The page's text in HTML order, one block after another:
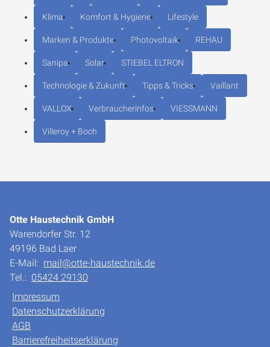
Klima Komfort & Hygiene Lifestyle
Marken & Produkte Photovoltaik REHAU
Sanipa Solar STIEBEL ELTRON
Technologie & Zukunft Tipps & Tricks Vaillant
VALLOX Verbraucherinfos VIESSMANN
Villeroy + Boch
Otte Haustechnik GmbH
Warendorfer Str. 12
49196 Bad Laer
E-Mail: mail@otte-haustechnik.de
Tel.: 05424 29130
Impressum
Datenschutzerklärung
AGB
Barrierefreiheitserklärung